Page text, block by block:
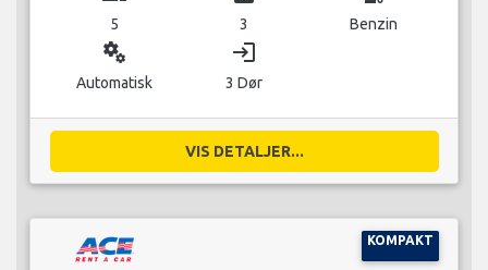
5 3 Benzin
miscellaneous_services
Automatisk
login
3 Dør
VIS DETALJER...
KOMPAKT